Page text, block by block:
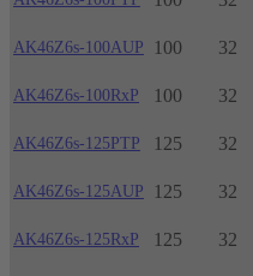
AK46Z6s-100AUP 100 32
AK46Z6s-100RxP 100 32
AK46Z6s-125PTP 125 32
AK46Z6s-125AUP 125 32
AK46Z6s-125RxP 125 32